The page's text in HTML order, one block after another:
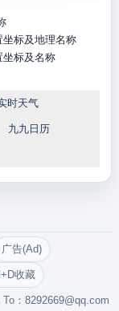
标及地理名称
坐标及名称
时天气
九九日历
广告(Ad)
收藏
To：8292669@qq.com